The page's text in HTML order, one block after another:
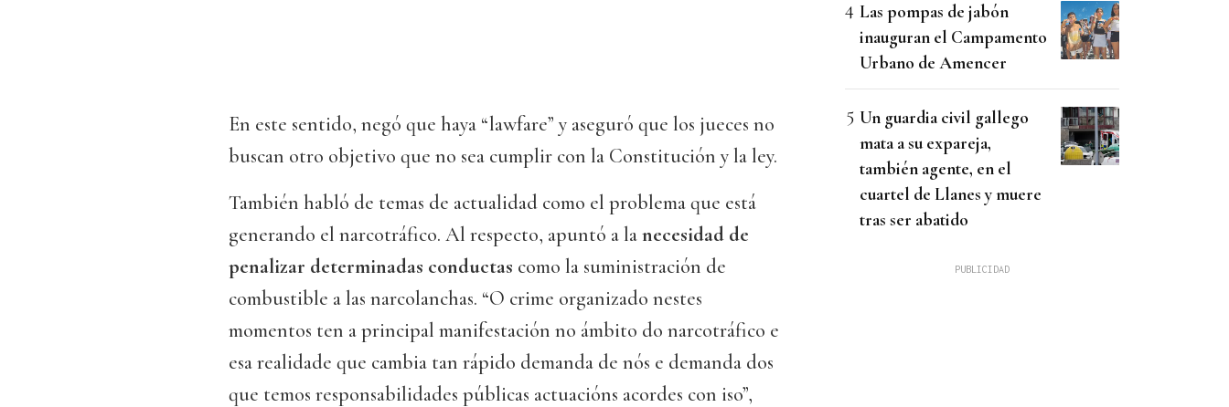
En este sentido, negó que haya “lawfare” y aseguró que los jueces no
buscan otro objetivo que no sea cumplir con la Constitución y la ley.
También habló de temas de actualidad como el problema que está
generando el narcotráfico. Al respecto, apuntó a lanecesidad de
penalizar determinadas conductas como la suministración de
combustible a las narcolanchas. “O crime organizado nestes
momentos ten a principal manifestación no ámbito do narcotráfico e
esa realidade que cambia tan rápido demanda de nós e demanda dos
que temos responsabilidades públicas actuacións acordes con iso”,
Las pompas de jabón
inauguran el Campamento
Urbano de Amencer
Un guardia civil gallego
mata a su expareja,
también agente, en el
cuartel de Llanes y muere
tras ser abatido